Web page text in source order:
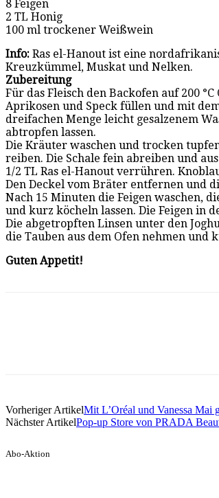
8 Feigen
2 TL Honig
100 ml trockener Weißwein
Info: Ras el-Hanout ist eine
Kreuzkümmel, Muskat und Nelken.
Zubereitung
Für das Fleisch den Backofen auf 200
Aprikosen und Speck füllen und mit
dreifachen Menge leicht gesalzenem
abtropfen lassen.
Die Kräuter waschen und trocken
reiben. Die Schale fein abreiben und
1/2 TL Ras el-Hanout verrühren.
Den Deckel vom Bräter entfernen und
Nach 15 Minuten die Feigen waschen,
und kurz köcheln lassen. Die Feigen in
Die abgetropften Linsen unter den
die Tauben aus dem Ofen nehmen und
Guten Appetit!
Vorheriger ArtikelMit L’Oréal und Vanessa Mai
Nächster ArtikelPop-up Store von PRADA
Abo-Aktion